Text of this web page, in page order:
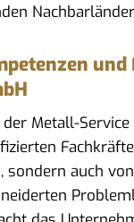
der Metall-
sondern auch